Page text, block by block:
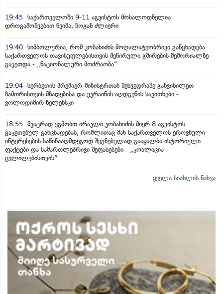
19:45 საქართველოში 9-11 აგვისტოს მოსალოდნელია
დროგამოშვებით წვიმა, ზოგან ძლიერი
19:40 სიმბოლურია, რომ კობახიძის მოღალატეობრივი განცხადება
საქართველოს თავისუფლებისთვის შეწირული გმირების მემორიალზე
გაკეთდა - „ნაციონალური მოძრაობა“
19:04 სერბეთის პრემიერ-მინისტრთან შეხვედრაზე განვიხილეთ
ზამთრისთვის მზადებისა და უკრაინის აღდგენის საკითხები -
ვოლოდიმირ ზელენსკი
18:55 მკაცრად ვგმობთ ირაკლი კობახიძის მიერ 8 აგვისტოს
გაკეთებულ განცხადებას, რომლითაც მან საქართველოს ეროვნული
ინტერესების საწინააღმდეგოდ შეგნებულად გააყალბა ისტორიული
ფაქტები და სამართლებრივი შეფასებები - „კოალიცია
ცვლილებისთვის“
ყველა სიახლის ნახვა